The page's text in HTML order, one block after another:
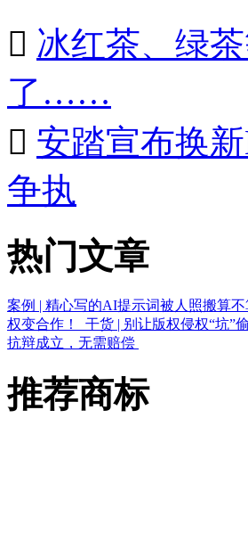
 冰红茶、绿
了……
 安踏宣布换
争执
热门文章
案例 | 精心写的AI提示词被人照搬算不
权变合作！
干货 | 别让版权侵权“坑”
抗辩成立，无需赔偿
推荐商标